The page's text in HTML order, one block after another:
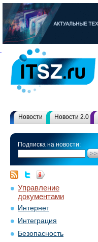
Новости Новости 2.0
Подписка на новости:
Управление
документами
Интернет
Интеграция
Безопасность